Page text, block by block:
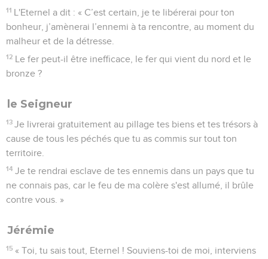
11 L'Eternel a dit : « C’est certain, je te libérerai pour ton
bonheur, j’amènerai l’ennemi à ta rencontre, au moment du
malheur et de la détresse.
12 Le fer peut-il être inefficace, le fer qui vient du nord et le
bronze ?
le Seigneur
13 Je livrerai gratuitement au pillage tes biens et tes trésors à
cause de tous les péchés que tu as commis sur tout ton
territoire.
14 Je te rendrai esclave de tes ennemis dans un pays que tu
ne connais pas, car le feu de ma colère s'est allumé, il brûle
contre vous. »
Jérémie
15 « Toi, tu sais tout, Eternel ! Souviens-toi de moi, interviens